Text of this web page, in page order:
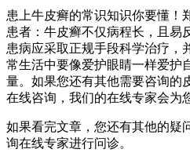
患上牛皮癣的常识知识你要懂！
患者：牛皮癣不仅病程长，且易
患病应采取正规手段科学治疗，
常生活中要像爱护眼睛一样爱护
量。如果您还有其他需要咨询的
在线咨询，我们的在线专家会为
如果看完文章，您还有其他的疑
询在线专家进行问诊。